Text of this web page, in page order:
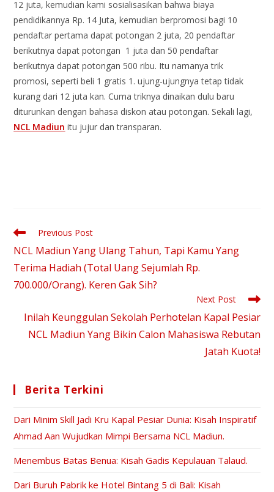
12 juta, kemudian kami sosialisasikan bahwa biaya
pendidikannya Rp. 14 Juta, kemudian berpromosi bagi 10
pendaftar pertama dapat potongan 2 juta, 20 pendaftar
berikutnya dapat potongan 1 juta dan 50 pendaftar
berikutnya dapat potongan 500 ribu. Itu namanya trik
promosi, seperti beli 1 gratis 1. ujung-ujungnya tetap tidak
kurang dari 12 juta kan. Cuma triknya dinaikan dulu baru
diturunkan dengan bahasa diskon atau potongan. Sekali lagi,
NCL Madiun itu jujur dan transparan.
Previous Post
NCL Madiun Yang Ulang Tahun, Tapi Kamu Yang
Terima Hadiah (Total Uang Sejumlah Rp.
700.000/Orang). Keren Gak Sih?
Next Post
Inilah Keunggulan Sekolah Perhotelan Kapal Pesiar
NCL Madiun Yang Bikin Calon Mahasiswa Rebutan
Jatah Kuota!
Berita Terkini
Dari Minim Skill Jadi Kru Kapal Pesiar Dunia: Kisah Inspiratif
Ahmad Aan Wujudkan Mimpi Bersama NCL Madiun.
Menembus Batas Benua: Kisah Gadis Kepulauan Talaud.
Dari Buruh Pabrik ke Hotel Bintang 5 di Bali: Kisah